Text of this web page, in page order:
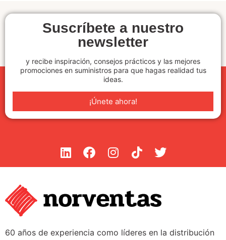
Suscríbete a nuestro
newsletter
y recibe inspiración, consejos prácticos y las mejores
promociones en suministros para que hagas realidad tus
ideas.
¡Únete ahora!
60 años de experiencia como líderes en la distribución